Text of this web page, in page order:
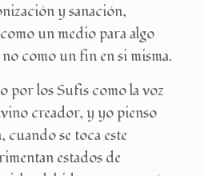
y sanación,
un medio para algo
como un fin en si misma.
por los Sufis como la voz
creador, y yo pienso
cuando se toca este
estados de